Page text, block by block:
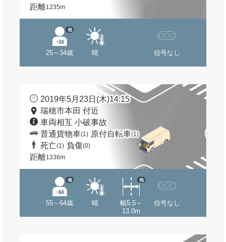
距離1235m
25～34歳
他
晴 信号なし
2019年5月23日(木)14:15
瑞穂市本田 付近
車両相互 小破事故
普通貨物車(1) 原付自転車(1)
死亡(1) 負傷(0)
距離1336m
55～64歳
他
晴
幅5.5～
13.0m
他
信号なし